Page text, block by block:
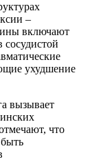
–
включают
ухудшение
вызывает
что